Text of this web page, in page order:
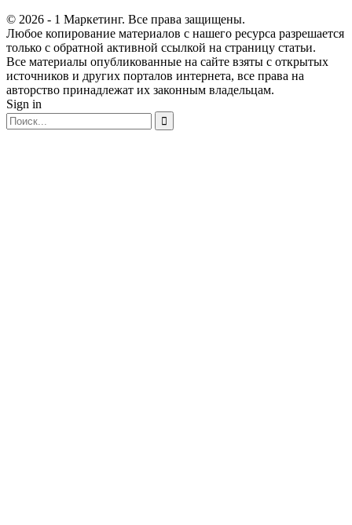
© 2026 - 1 Маркетинг. Все права защищены.
Любое копирование материалов с нашего ресурса разрешается
только с обратной активной ссылкой на страницу статьи.
Все материалы опубликованные на сайте взяты с открытых
источников и других порталов интернета, все права на
авторство принадлежат их законным владельцам.
Sign in